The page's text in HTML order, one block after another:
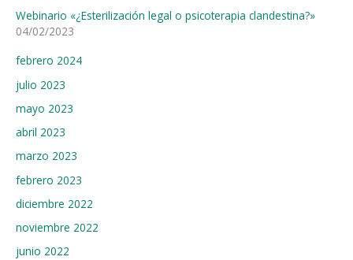
Webinario «¿Esterilización legal o psicoterapia clandestina?»
04/02/2023
febrero 2024
julio 2023
mayo 2023
abril 2023
marzo 2023
febrero 2023
diciembre 2022
noviembre 2022
junio 2022